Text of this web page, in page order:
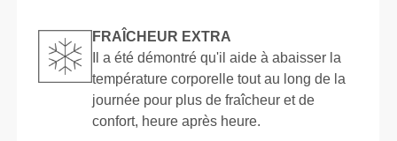
FRAÎCHEUR EXTRA
Il a été démontré qu'il aide à abaisser la
température corporelle tout au long de la
journée pour plus de fraîcheur et de
confort, heure après heure.